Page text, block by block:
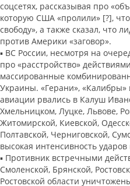
соцсетях, рассказывая про
которую США «пролили» [?],
свободу», а также сказал, что
против Америки «заговор».
▪️ ВС России, несмотря на
про «расстройство»
массированные
Украины. «Герани», «Калибры»
авиации рвались в Калуш
Хмельницком, Луцке, Львове,
Житомирской, Киевской,
Полтавской, Черниговской,
высокая интенсивность
▪️ Противник встречными
Смоленской, Брянской,
Ростовской области